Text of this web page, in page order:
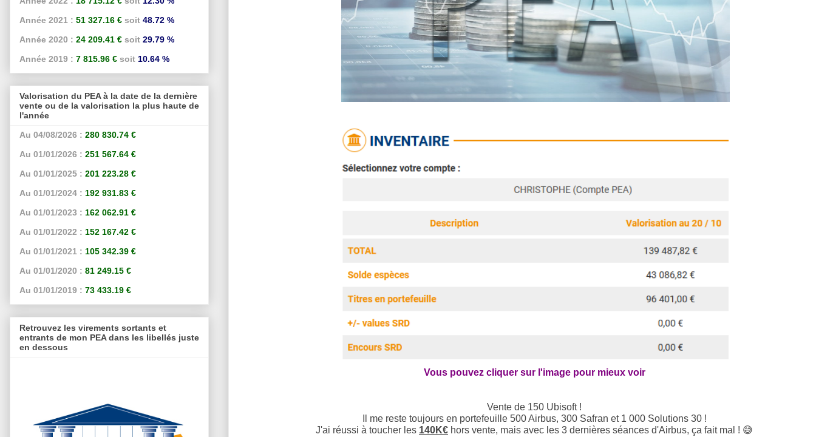
Vous pouvez cliquer sur l'image pour mieux voir
Vente de 150 Ubisoft !
Il me reste toujours en portefeuille 500 Airbus, 300 Safran et 1 000 Solutions 30 !
J'ai réussi à toucher les 140K€ hors vente, mais avec les 3 dernières séances d'Airbus, ça fait mal ! 😅
Année 2021 : 51 327.16 € soit 48.72 %
Année 2020 : 24 209.41 € soit 29.79 %
Année 2019 : 7 815.96 € soit 10.64 %
Valorisation du PEA à la date de la dernière
vente ou de la valorisation la plus haute de
l'année
Au 04/08/2026 : 280 830.74 €
Au 01/01/2026 : 251 567.64 €
Au 01/01/2025 : 201 223.28 €
Au 01/01/2024 : 192 931.83 €
Au 01/01/2023 : 162 062.91 €
Au 01/01/2022 : 152 167.42 €
Au 01/01/2021 : 105 342.39 €
Au 01/01/2020 : 81 249.15 €
Au 01/01/2019 : 73 433.19 €
Retrouvez les virements sortants et
entrants de mon PEA dans les libellés juste
en dessous